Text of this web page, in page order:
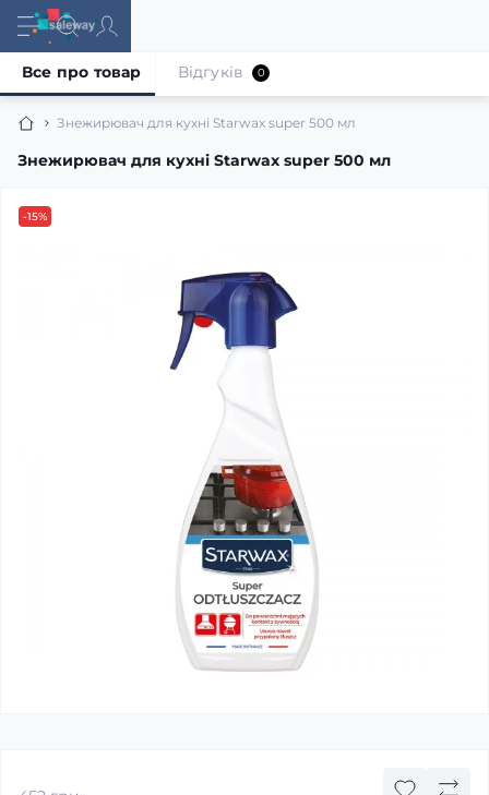
Знежирювач для кухні Starwax super 500 мл
Знежирювач для кухні Starwax super 500 мл
Все про товар Відгуків 0
-15%